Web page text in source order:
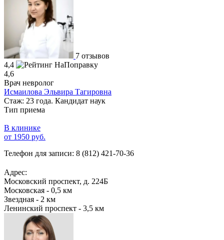
7 отзывов
4,4
4,6
Врач невролог
Исмаилова Эльвира Тагировна
Стаж: 23 года. Кандидат наук
Тип приема
В клинике
от 1950 руб.
Телефон для записи: 8 (812) 421-70-36
Адрес:
Московский проспект, д. 224Б
Московская - 0,5 км
Звездная - 2 км
Ленинский проспект - 3,5 км